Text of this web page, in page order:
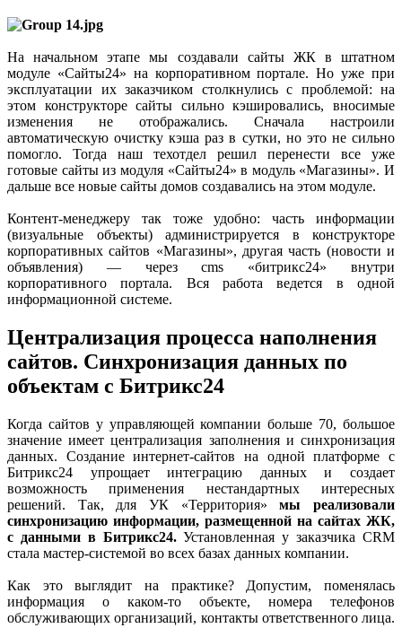
На начальном этапе мы создавали сайты ЖК в штатном
модуле «Сайты24» на корпоративном портале. Но уже при
эксплуатации их заказчиком столкнулись с проблемой: на
этом конструкторе сайты сильно кэшировались, вносимые
изменения не отображались. Сначала настроили
автоматическую очистку кэша раз в сутки, но это не сильно
помогло. Тогда наш техотдел решил перенести все уже
готовые сайты из модуля «Сайты24» в модуль «Магазины». И
дальше все новые сайты домов создавались на этом модуле.
Контент-менеджеру так тоже удобно: часть информации
(визуальные объекты) администрируется в конструкторе
корпоративных сайтов «Магазины», другая часть (новости и
объявления) — через cms «битрикс24» внутри
корпоративного портала. Вся работа ведется в одной
информационной системе.
Централизация процесса наполнения
сайтов. Синхронизация данных по
объектам с Битрикс24
Когда сайтов у управляющей компании больше 70, большое
значение имеет централизация заполнения и синхронизация
данных. Создание интернет-сайтов на одной платформе с
Битрикс24 упрощает интеграцию данных и создает
возможность применения нестандартных интересных
решений. Так, для УК «Территория»мы реализовали
синхронизацию информации, размещенной на сайтах ЖК,
с данными в Битрикс24.Установленная у заказчика CRM
стала мастер-системой во всех базах данных компании.
Как это выглядит на практике? Допустим, поменялась
информация о каком-то объекте, номера телефонов
обслуживающих организаций, контакты ответственного лица.